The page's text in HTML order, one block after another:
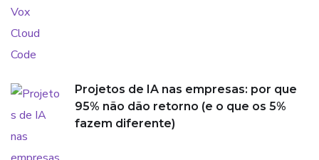
Projetos de IA nas empresas: por que
95% não dão retorno (e o que os 5%
fazem diferente)